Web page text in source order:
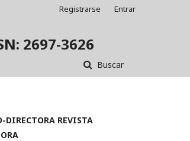
2697-3626
Buscar
Registrarse Entrar
DIRECTORA REVISTA